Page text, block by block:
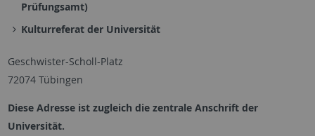
Prüfungsamt)
Kulturreferat der Universität
Geschwister-Scholl-Platz
72074 Tübingen
Diese Adresse ist zugleich die zentrale Anschrift der
Universität.